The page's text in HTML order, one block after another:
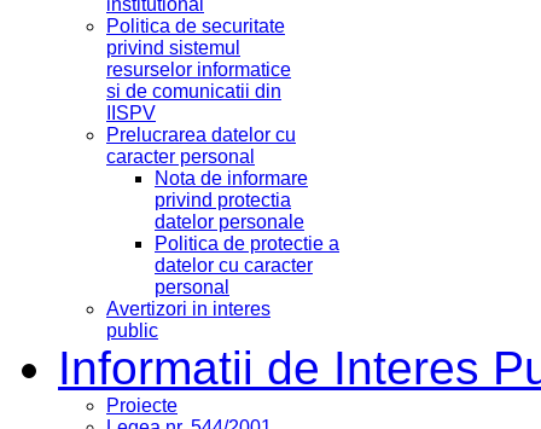
institutional
Politica de securitate
privind sistemul
resurselor informatice
si de comunicatii din
IISPV
Prelucrarea datelor cu
caracter personal
Nota de informare
privind protectia
datelor personale
Politica de protectie a
datelor cu caracter
personal
Avertizori in interes
public
Informatii de Interes
Proiecte